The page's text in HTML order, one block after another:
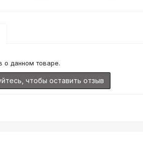
о данном товаре.
чтобы оставить отзыв